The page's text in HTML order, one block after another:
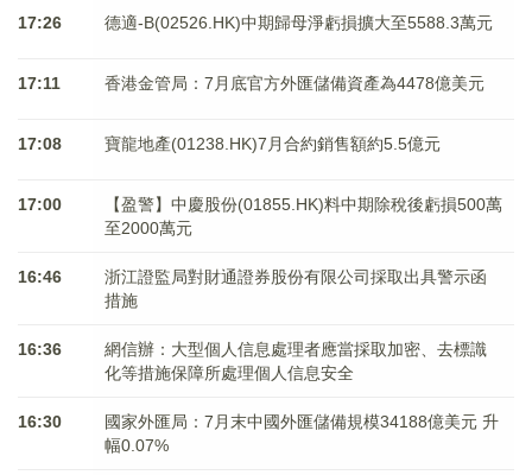
17:26 德適-B(02526.HK)中期歸母淨虧損擴大至5588.3萬元
17:11 香港金管局：7月底官方外匯儲備資產為4478億美元
17:08 寶龍地產(01238.HK)7月合約銷售額約5.5億元
17:00
【盈警】中慶股份(01855.HK)料中期除稅後虧損500萬
至2000萬元
16:46
浙江證監局對財通證券股份有限公司採取出具警示函
措施
16:36
網信辦：大型個人信息處理者應當採取加密、去標識
化等措施保障所處理個人信息安全
16:30
國家外匯局：7月末中國外匯儲備規模34188億美元 升
幅0.07%